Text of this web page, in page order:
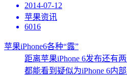
2014-07-12
苹果资讯
6016
苹果iPhone6各种“露”
距离苹果iPhone 6发布还有
都能看到疑似为iPhone 6内